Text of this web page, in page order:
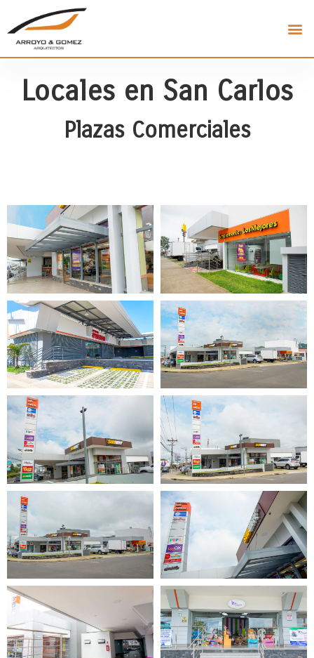
Locales en San Carlos
Plazas Comerciales